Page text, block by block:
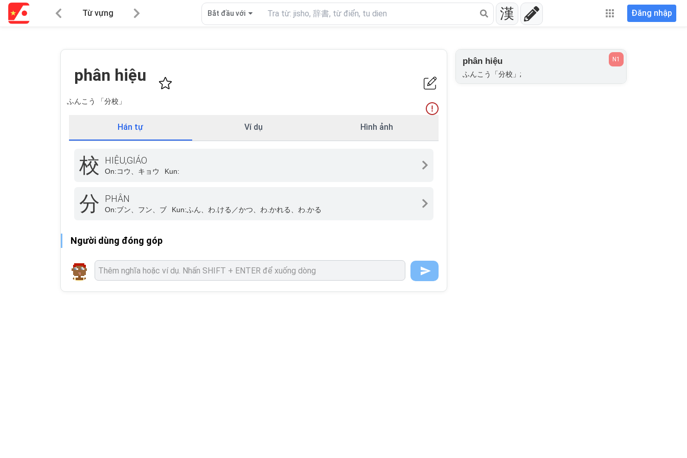
Từ vựng 漢
Bắt đầu với Đăng nhập
phân hiệu
ふんこう 「分校」
Hán tự Ví dụ Hình ảnh
校 HIỆU,GIÁO
On:コウ、キョウ Kun:
分 PHÂN
On:ブン、フン、ブ Kun:ふん、わ.ける／かつ、わ.かれる、わ.かる
Người dùng đóng góp
phân hiệu
ふんこう「分校」;
N1